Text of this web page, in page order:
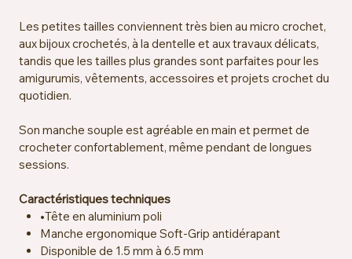
Les petites tailles conviennent très bien au micro crochet,
aux bijoux crochetés, à la dentelle et aux travaux délicats,
tandis que les tailles plus grandes sont parfaites pour les
amigurumis, vêtements, accessoires et projets crochet du
quotidien.
Son manche souple est agréable en main et permet de
crocheter confortablement, même pendant de longues
sessions.
Caractéristiques techniques
•Tête en aluminium poli
Manche ergonomique Soft-Grip antidérapant
Disponible de 1.5 mm à 6.5 mm